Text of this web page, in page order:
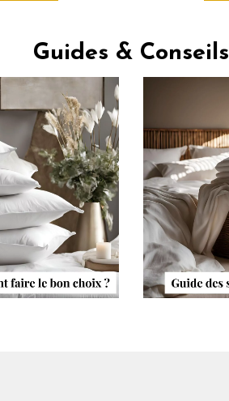
Guides & Conseils